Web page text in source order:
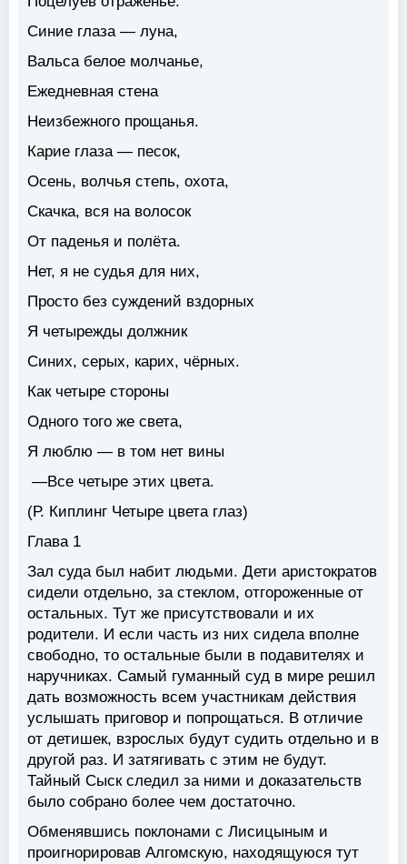
Синие глаза — луна,
Вальса белое молчанье,
Ежедневная стена
Неизбежного прощанья.
Карие глаза — песок,
Осень, волчья степь, охота,
Скачка, вся на волосок
От паденья и полёта.
Нет, я не судья для них,
Просто без суждений вздорных
Я четырежды должник
Синих, серых, карих, чёрных.
Как четыре стороны
Одного того же света,
Я люблю — в том нет вины
—Все четыре этих цвета.
(Р. Киплинг Четыре цвета глаз)
Глава 1
Зал суда был набит людьми. Дети аристократов
сидели отдельно, за стеклом, отгороженные от
остальных. Тут же присутствовали и их
родители. И если часть из них сидела вполне
свободно, то остальные были в подавителях и
наручниках. Самый гуманный суд в мире решил
дать возможность всем участникам действия
услышать приговор и попрощаться. В отличие
от детишек, взрослых будут судить отдельно и в
другой раз. И затягивать с этим не будут.
Тайный Сыск следил за ними и доказательств
было собрано более чем достаточно.
Обменявшись поклонами с Лисицыным и
проигнорировав Алгомскую, находящуюся тут